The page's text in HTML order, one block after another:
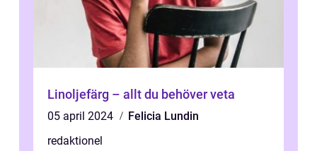
Linoljefärg – allt du behöver veta
05 april 2024
Felicia Lundin
redaktionel